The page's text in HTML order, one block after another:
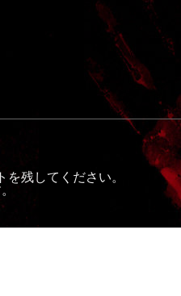
残してください。